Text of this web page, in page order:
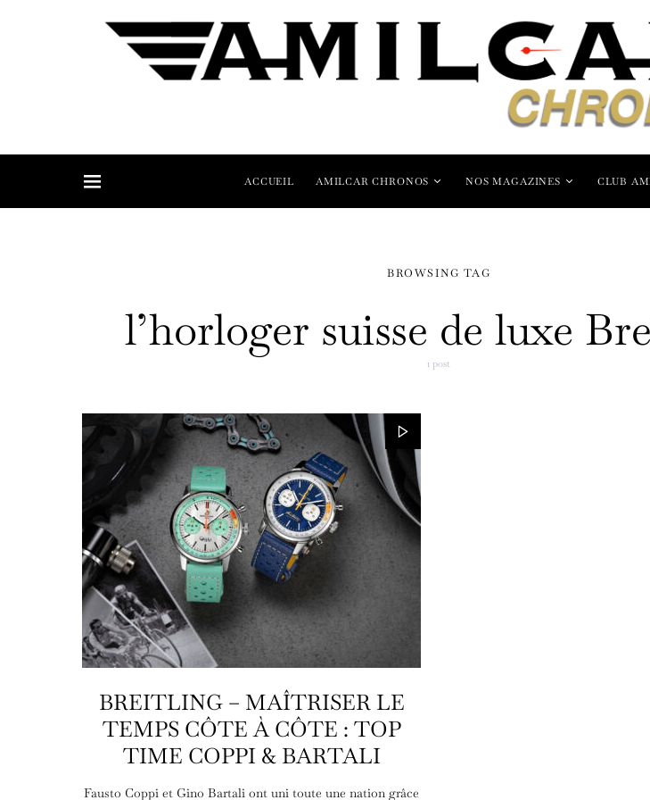
ACCUEIL AMILCAR CHRONOS NOS MAGAZINES CLUB
BROWSING TAG
l’horloger suisse de luxe
1 post
BREITLING – MAÎTRISER LE
TEMPS CÔTE À CÔTE : TOP
TIME COPPI & BARTALI
Fausto Coppi et Gino Bartali ont uni toute une nation grâce